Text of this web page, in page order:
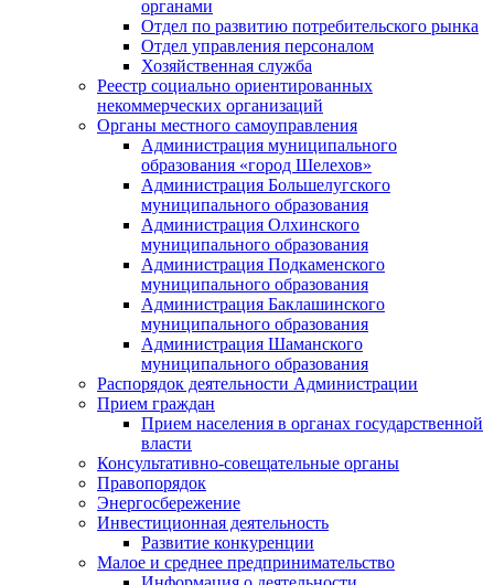
органами
Отдел по развитию потребительского рынка
Отдел управления персоналом
Хозяйственная служба
Реестр социально ориентированных
некоммерческих организаций
Органы местного самоуправления
Администрация муниципального
образования «город Шелехов»
Администрация Большелугского
муниципального образования
Администрация Олхинского
муниципального образования
Администрация Подкаменского
муниципального образования
Администрация Баклашинского
муниципального образования
Администрация Шаманского
муниципального образования
Распорядок деятельности Администрации
Прием граждан
Прием населения в органах государственной
власти
Консультативно-совещательные органы
Правопорядок
Энергосбережение
Инвестиционная деятельность
Развитие конкуренции
Малое и среднее предпринимательство